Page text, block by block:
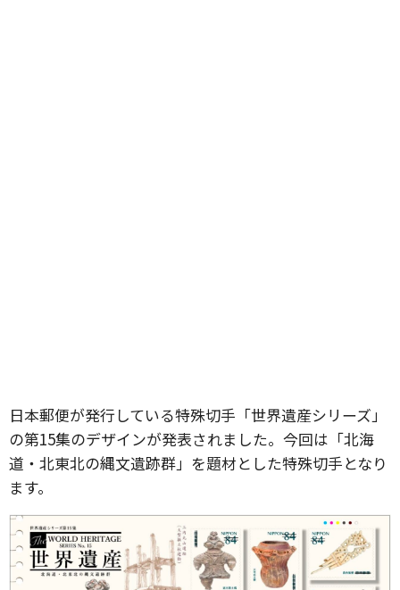
日本郵便が発行している特殊切手「世界遺産シリーズ」
の第15集のデザインが発表されました。今回は「北海
道・北東北の縄文遺跡群」を題材とした特殊切手となり
ます。